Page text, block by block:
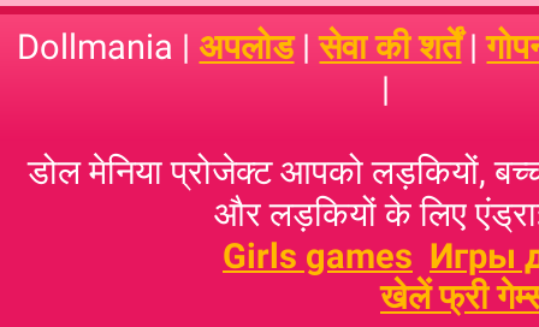
Dollmania | अपलोड|सेवा की शर्तें|
|
डोल मेनिया प्रोजेक्ट आपको लड़कियों,
और लड़कियों के लिए
Girls games Игры
खेलें फ्री